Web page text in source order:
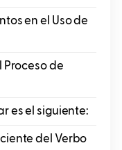
en el Uso de
Proceso de
es el siguiente:
del Verbo